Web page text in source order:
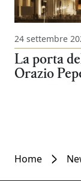
24 settembre
La porta
Orazio
Home